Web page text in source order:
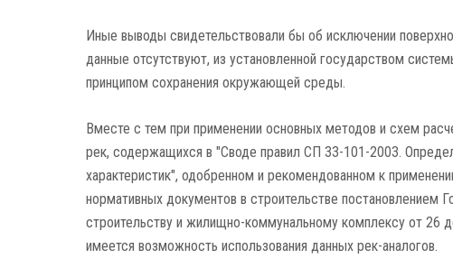
Иные выводы свидетельствовали бы об исключении
данные отсутствуют, из установленной государством
принципом сохранения окружающей среды.
Вместе с тем при применении основных методов и схем
рек, содержащихся в "Своде правил СП 33-101-2003.
характеристик", одобренном и рекомендованном к
нормативных документов в строительстве постановлением
строительству и жилищно-коммунальному комплексу от 26
имеется возможность использования данных рек-аналогов.